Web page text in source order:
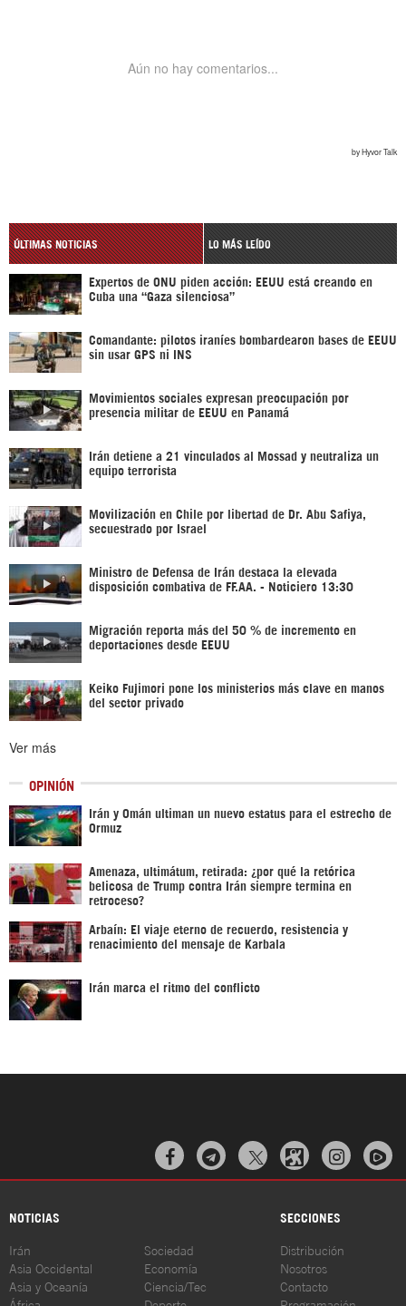
ÚLTIMAS NOTICIAS LO MÁS LEÍDO
Expertos de ONU piden acción: EEUU está creando en
Cuba una “Gaza silenciosa”
Comandante: pilotos iraníes bombardearon bases de EEUU
sin usar GPS ni INS
Movimientos sociales expresan preocupación por
presencia militar de EEUU en Panamá
Irán detiene a 21 vinculados al Mossad y neutraliza un
equipo terrorista
Movilización en Chile por libertad de Dr. Abu Safiya,
secuestrado por Israel
Ministro de Defensa de Irán destaca la elevada
disposición combativa de FF.AA. - Noticiero 13:30
Migración reporta más del 50 % de incremento en
deportaciones desde EEUU
Keiko Fujimori pone los ministerios más clave en manos
del sector privado
Ver más
OPINIÓN
Irán y Omán ultiman un nuevo estatus para el estrecho de
Ormuz
Amenaza, ultimátum, retirada: ¿por qué la retórica
belicosa de Trump contra Irán siempre termina en
retroceso?
Arbaín: El viaje eterno de recuerdo, resistencia y
renacimiento del mensaje de Karbala
Irán marca el ritmo del conflicto
  
NOTICIAS SECCIONES
Irán
Asia Occidental
Asia y Oceanía
África
Sociedad
Economía
Ciencia/Tec
Deporte
Distribución
Nosotros
Contacto
Programación